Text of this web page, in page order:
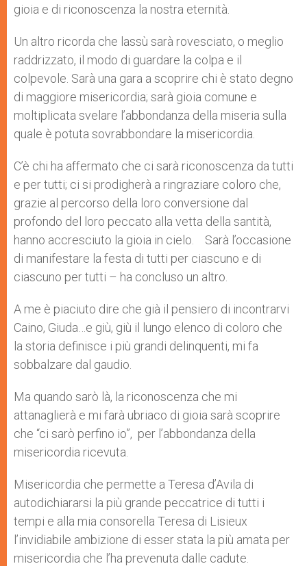
gioia e di riconoscenza la nostra eternità.
Un altro ricorda che lassù sarà rovesciato, o meglio
raddrizzato, il modo di guardare la colpa e il
colpevole. Sarà una gara a scoprire chi è stato degno
di maggiore misericordia; sarà gioia comune e
moltiplicata svelare l’abbondanza della miseria sulla
quale è potuta sovrabbondare la misericordia.
C’è chi ha affermato che ci sarà riconoscenza da tutti
e per tutti; ci si prodigherà a ringraziare coloro che,
grazie al percorso della loro conversione dal
profondo del loro peccato alla vetta della santità,
hanno accresciuto la gioia in cielo. Sarà l’occasione
di manifestare la festa di tutti per ciascuno e di
ciascuno per tutti – ha concluso un altro.
A me è piaciuto dire che già il pensiero di incontrarvi
Caino, Giuda…e giù, giù il lungo elenco di coloro che
la storia definisce i più grandi delinquenti, mi fa
sobbalzare dal gaudio.
Ma quando sarò là, la riconoscenza che mi
attanaglierà e mi farà ubriaco di gioia sarà scoprire
che “ci sarò perfino io”, per l’abbondanza della
misericordia ricevuta.
Misericordia che permette a Teresa d’Avila di
autodichiararsi la più grande peccatrice di tutti i
tempi e alla mia consorella Teresa di Lisieux
l’invidiabile ambizione di esser stata la più amata per
misericordia che l’ha prevenuta dalle cadute.